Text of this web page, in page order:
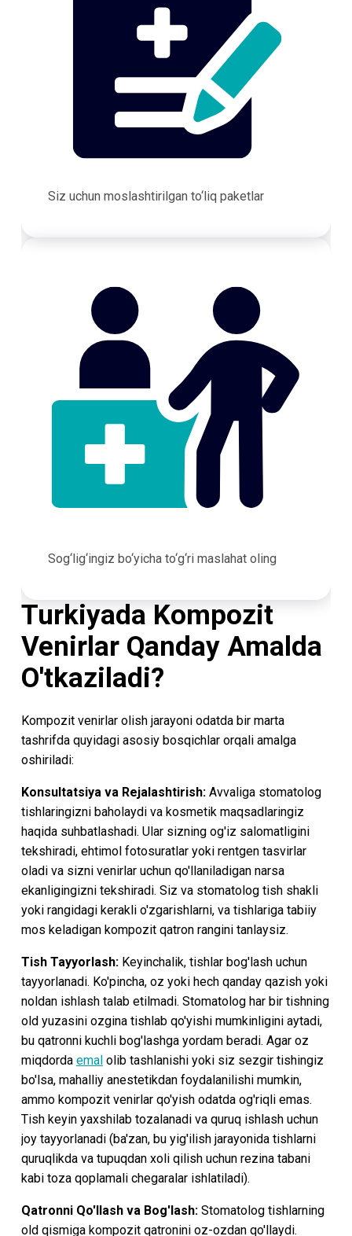
Siz uchun moslashtirilgan to‘liq paketlar
Sog‘lig‘ingiz bo‘yicha to‘g‘ri maslahat oling
Turkiyada Kompozit
Venirlar Qanday Amalda
O'tkaziladi?
Kompozit venirlar olish jarayoni odatda bir marta
tashrifda quyidagi asosiy bosqichlar orqali amalga
oshiriladi:
Konsultatsiya va Rejalashtirish:Avvaliga stomatolog
tishlaringizni baholaydi va kosmetik maqsadlaringiz
haqida suhbatlashadi. Ular sizning og'iz salomatligini
tekshiradi, ehtimol fotosuratlar yoki rentgen tasvirlar
oladi va sizni venirlar uchun qo'llaniladigan narsa
ekanligingizni tekshiradi. Siz va stomatolog tish shakli
yoki rangidagi kerakli o'zgarishlarni, va tishlariga tabiiy
mos keladigan kompozit qatron rangini tanlaysiz.
Tish Tayyorlash:Keyinchalik, tishlar bog'lash uchun
tayyorlanadi. Ko'pincha, oz yoki hech qanday qazish yoki
noldan ishlash talab etilmadi. Stomatolog har bir tishning
old yuzasini ozgina tishlab qo'yishi mumkinligini aytadi,
bu qatronni kuchli bog'lashga yordam beradi. Agar oz
miqdorda emalolib tashlanishi yoki siz sezgir tishingiz
bo'lsa, mahalliy anestetikdan foydalanilishi mumkin,
ammo kompozit venirlar qo'yish odatda og'riqli emas.
Tish keyin yaxshilab tozalanadi va quruq ishlash uchun
joy tayyorlanadi (ba'zan, bu yig'ilish jarayonida tishlarni
quruqlikda va tupuqdan xoli qilish uchun rezina tabani
kabi toza qoplamali chegaralar ishlatiladi).
Qatronni Qo'llash va Bog'lash: Stomatolog tishlarning
old qismiga kompozit qatronini oz-ozdan qo'llaydi.